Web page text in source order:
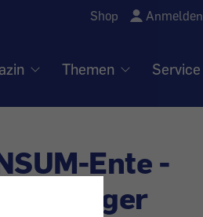
Shop Anmelden
Themen Service
Ente -